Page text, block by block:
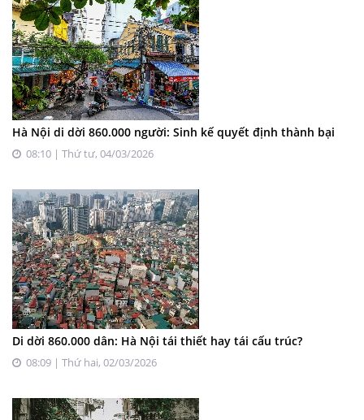
Hà Nội di dời 860.000 người: Sinh kế quyết định thành bại
08:10 | Thứ tư, 04/03/2026
Di dời 860.000 dân: Hà Nội tái thiết hay tái cấu trúc?
08:09 | Thứ hai, 02/03/2026